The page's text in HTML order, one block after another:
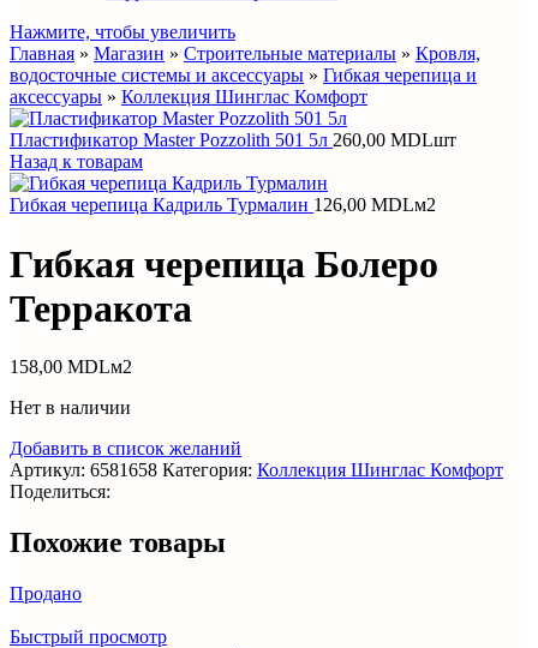
Нажмите, чтобы увеличить
Главная » Магазин » Строительные материалы » Кровля,
водосточные системы и аксессуары » Гибкая черепица и
аксессуары » Коллекция Шинглас Комфорт
Пластификатор Master Pozzolith 501 5л 260,00 MDLшт
Назад к товарам
Гибкая черепица Кадриль Турмалин 126,00 MDLм2
Гибкая черепица Болеро
Терракота
158,00 MDLм2
Нет в наличии
Добавить в список желаний
Артикул: 6581658 Категория: Коллекция Шинглас Комфорт
Поделиться:
Похожие товары
Продано
Быстрый просмотр